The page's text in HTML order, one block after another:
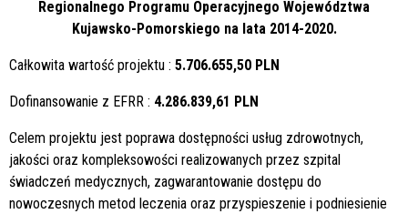
Regionalnego Programu Operacyjnego Województwa
Kujawsko-Pomorskiego na lata 2014-2020.
Całkowita wartość projektu : 5.706.655,50 PLN
Dofinansowanie z EFRR : 4.286.839,61 PLN
Celem projektu jest poprawa dostępności usług zdrowotnych,
jakości oraz kompleksowości realizowanych przez szpital
świadczeń medycznych, zagwarantowanie dostępu do
nowoczesnych metod leczenia oraz przyspieszenie i podniesienie